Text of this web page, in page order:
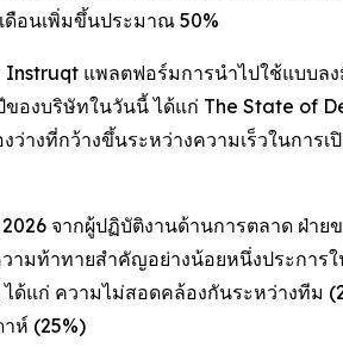
ดือนเพิ่มขึ้นประมาณ 50%
Instruqt แพลตฟอร์มการนำไปใช้แบ
ของบริษัทในวันนี้ ได้แก่ The State of
งที่กว้างขึ้นระหว่างความเร็วในการ
จากผู้ปฏิบัติงานด้านการตลาด ฝ่
ามท้าทายสำคัญอย่างน้อยหนึ่งประกา
แก่ ความไม่สอดคล้องกันระหว่างทีม
ห์ (25%)